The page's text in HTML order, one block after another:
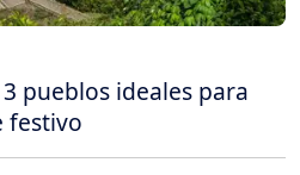
pueblos ideales para
festivo